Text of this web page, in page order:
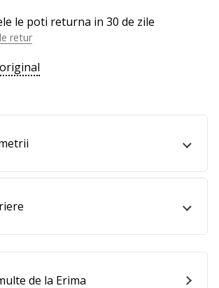
le poti returna in 30 de zile
retur
de la Erima